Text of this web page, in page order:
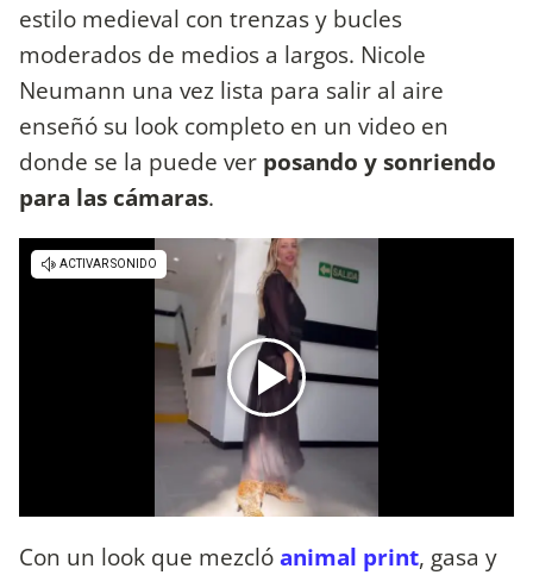
estilo medieval con trenzas y bucles
moderados de medios a largos. Nicole
Neumann una vez lista para salir al aire
enseñó su look completo en un video en
donde se la puede ver posando y sonriendo
para las cámaras.
Con un look que mezclóanimal print, gasa y